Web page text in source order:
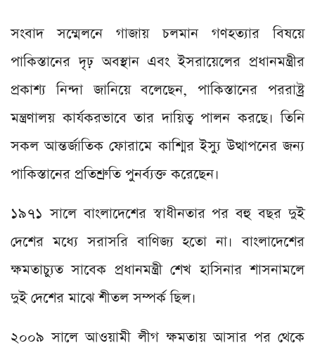
সংবাদ সম্মেলনে গাজায় চলমান গণহত্যার বিষয়ে
পাকিস্তানের দৃঢ় অবস্থান এবং ইসরায়েলের প্রধানমন্ত্রীর
প্রকাশ্য নিন্দা জানিয়ে বলেছেন, পাকিস্তানের পররাষ্ট্র
মন্ত্রণালয় কার্যকরভাবে তার দায়িত্ব পালন করছে। তিনি
সকল আন্তর্জাতিক ফোরামে কাশ্মির ইস্যু উত্থাপনের জন্য
পাকিস্তানের প্রতিশ্রুতি পুনর্ব্যক্ত করেছেন।
১৯৭১ সালে বাংলাদেশের স্বাধীনতার পর বহু বছর দুই
দেশের মধ্যে সরাসরি বাণিজ্য হতো না। বাংলাদেশের
ক্ষমতাচ্যুত সাবেক প্রধানমন্ত্রী শেখ হাসিনার শাসনামলে
দুই দেশের মাঝে শীতল সম্পর্ক ছিল।
২০০৯ সালে আওয়ামী লীগ ক্ষমতায় আসার পর থেকে